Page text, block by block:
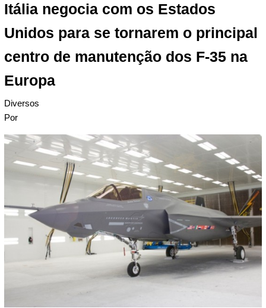
Itália negocia com os Estados
Unidos para se tornarem o principal
centro de manutenção dos F-35 na
Europa
Diversos
Por